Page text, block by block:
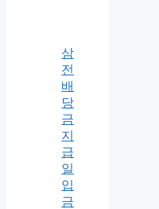
삼
전
배
당
금
지
급
일
입
금